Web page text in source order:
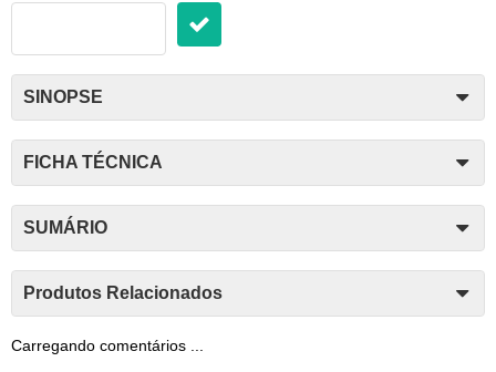
SINOPSE
FICHA TÉCNICA
SUMÁRIO
Produtos Relacionados
Carregando comentários ...